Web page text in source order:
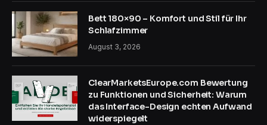
Bett 180×90 – Komfort und Stil für Ihr
Schlafzimmer
August 3, 2026
ClearMarketsEurope.com Bewertung
zu Funktionen und Sicherheit: Warum
das Interface-Design echten Aufwand
widerspiegelt